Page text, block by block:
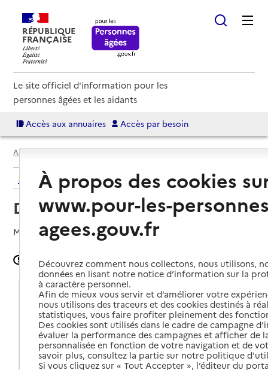
RÉPUBLIQUE
FRANÇAISE
Le site officiel d'information pour les
personnes âgées et les aidants
Accès aux annuaires Accès par besoin
Accueil Espace annuaire Département - Loiret
Retour à la recherche
Département - Loiret
Mis à jour le26/09/2023
Signaler une erreur
Coordonnées
Adresse
Direction de l'autonomie
45010- Orléans Cedex 1
Voir itinéraire
02 38 25 45 45
À propos des cookies
www.pour-les-
agees.gouv.fr
Découvrez comment nous collectons, nous utilisons,
données en lisant notre notice d’information sur la
à caractère personnel.
Afin de mieux vous servir et d’améliorer votre
nous utilisons des traceurs et des cookies destinés à
statistiques, vous faire profiter pleinement des
Des cookies sont utilisés dans le cadre de campagne
évaluer la performance des campagnes et afficher de
personnalisée en fonction de votre navigation et de
savoir plus, consultez la partie sur notre politique
Si vous cliquez sur « Tout Accepter », l’éditeur du